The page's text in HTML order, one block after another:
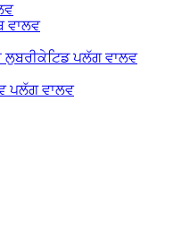
ਵਾਲਵ
ਪਲੱਗ ਵਾਲਵ
ਪਲੱਗ ਵਾਲਵ